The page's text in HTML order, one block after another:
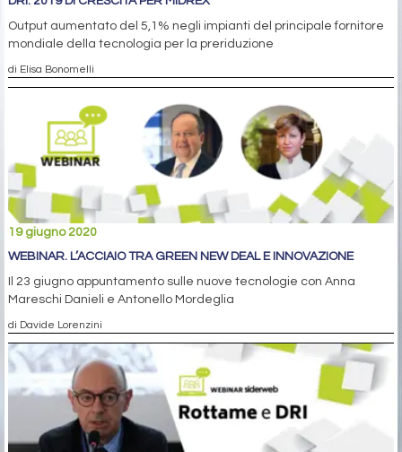
Output aumentato del 5,1% negli impianti del principale fornitore
mondiale della tecnologia per la preriduzione
di Elisa Bonomelli
19 giugno 2020
WEBINAR. L’ACCIAIO TRA GREEN NEW DEAL E INNOVAZIONE
Il 23 giugno appuntamento sulle nuove tecnologie con Anna
Mareschi Danieli e Antonello Mordeglia
di Davide Lorenzini